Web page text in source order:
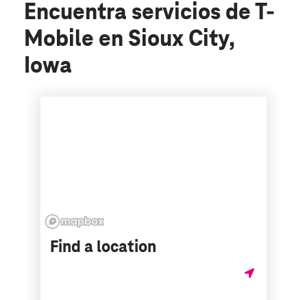
Encuentra servicios de T-
Mobile en Sioux City,
Iowa
Find a location